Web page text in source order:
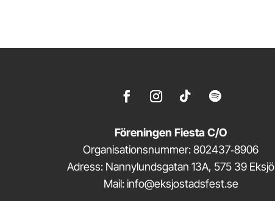
Föreningen Fiesta C/O
Organisationsnummer: 802437‑8906
Adress: Nannylundsgatan 13A, 575 39 Eksjö
Mail: info@eksjostadsfest.se